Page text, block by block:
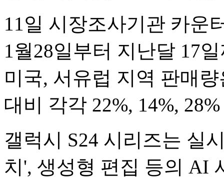
11일 시장조사기관 카운
1월28일부터 지난달 17
미국, 서유럽 지역 판매
대비 각각 22%, 14%,
갤럭시 S24 시리즈는 실
치', 생성형 편집 등의 AI